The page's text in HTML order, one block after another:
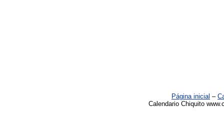
Página inicial –
Calendario Chiquito